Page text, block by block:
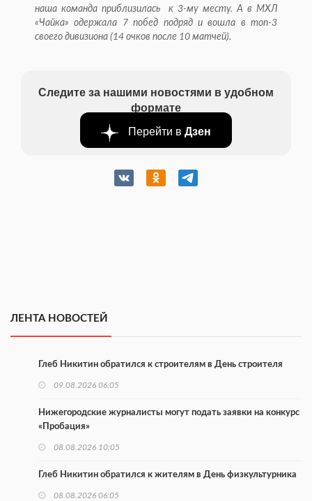
наша команда приблизилась к 3-му месту. А в МХЛ
«Чайка» одержала 7 побед подряд и вошла в топ-3
своего дивизиона (14 очков после 10 матчей).
Следите за нашими новостями в удобном
формате
Перейти в Дзен
ЛЕНТА НОВОСТЕЙ
Глеб Никитин обратился к строителям в День строителя
09.08.2026 06:05
Нижегородские журналисты могут подать заявки на конкурс
«Пробация»
08.08.2026 10:05
Глеб Никитин обратился к жителям в День физкультурника
08.08.2026 06:05